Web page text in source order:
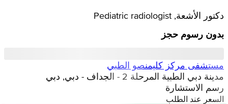
دكتور الأشعة, Pediatric radiologist
بدون رسوم حجز
مستشفى مركز كليمنصو الطبي
مدينة دبي الطبية المرحلة 2 - الجداف - دبي, دبي
رسم الاستشارة
السعر عند الطلب